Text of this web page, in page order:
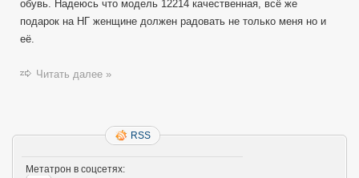
обувь. Надеюсь что модель 12214 качественная, всё же
подарок на НГ женщине должен радовать не только меня но и
её.
Читать далее »
RSS
Метатрон в соцсетях: